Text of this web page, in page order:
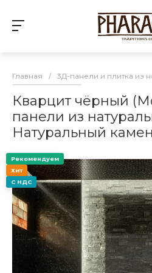
Главная / 3Д-панели и плитка из
Кварцит чёрный
панели из
Натуральный
Рекомендуем
Хит
С НДС